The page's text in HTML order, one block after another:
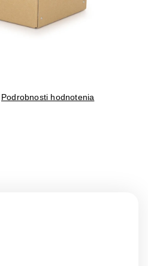
Podrobnosti hodnotenia